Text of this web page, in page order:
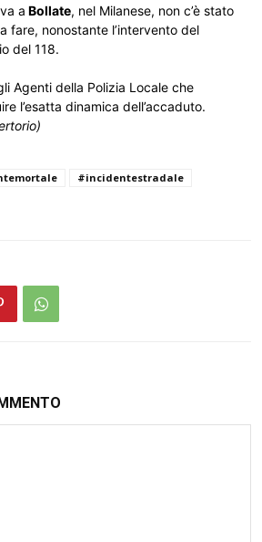
a Bollate, nel Milanese, non c’è stato
fare, nonostante l’intervento del
del 118.
Agenti della Polizia Locale che
l’esatta dinamica dell’accaduto.
#incidentestradale